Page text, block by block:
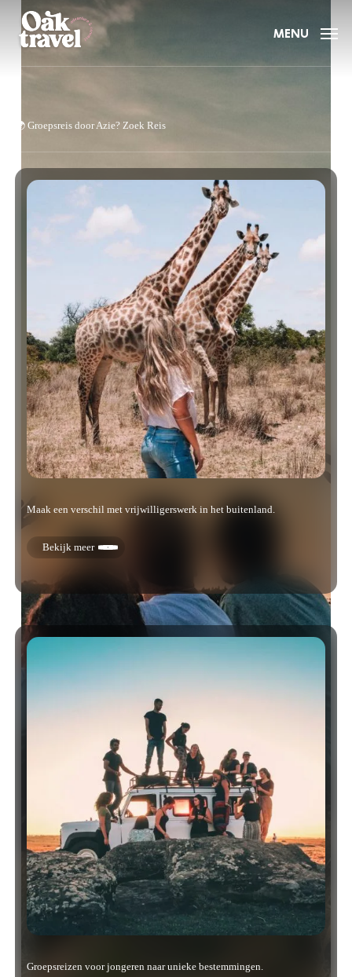
main
MENU
🌍 Groepsreis door Azie? Zoek Reis
Groepsreizen voor jongeren naar unieke bestemmingen.
Maak een verschil met vrijwilligerswerk in het buitenland.
Bekijk meer